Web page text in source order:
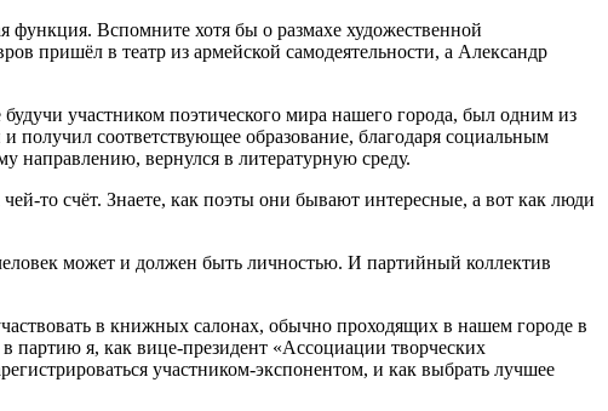
Вспомните хотя бы о размахе художественной
пришёл в театр из армейской самодеятельности, а Александр
участником поэтического мира нашего города, был одним из
получил соответствующее образование, благодаря социальным
направлению, вернулся в литературную среду.
то счёт. Знаете, как поэты они бывают интересные, а вот как люди
может и должен быть личностью. И партийный коллектив
в книжных салонах, обычно проходящих в нашем городе в
я, как вице-президент «Ассоциации творческих
участником-экспонентом, и как выбрать лучшее